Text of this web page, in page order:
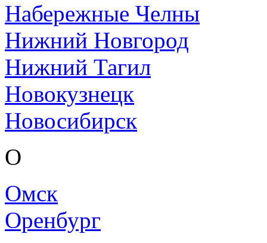
Набережные Челны
Нижний Новгород
Нижний Тагил
Новокузнецк
Новосибирск
О
Омск
Оренбург